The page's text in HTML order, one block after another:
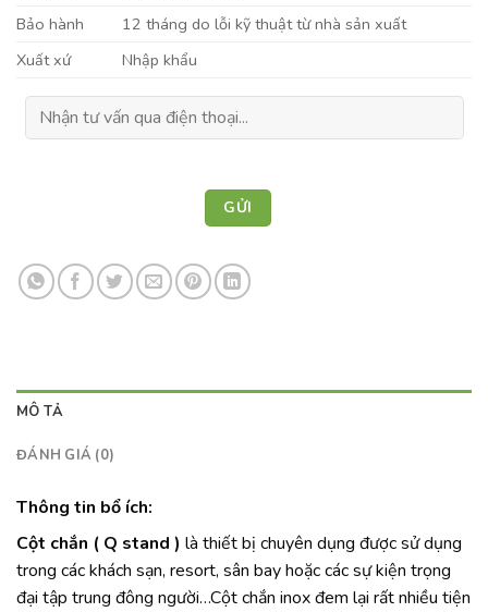
Bảo hành
12 tháng do lỗi kỹ thuật từ nhà sản xuất
Xuất xứ
Nhập khẩu
MÔ TẢ
ĐÁNH GIÁ (0)
Thông tin bổ ích:
Cột chắn ( Q stand ) là thiết bị chuyên dụng được sử dụng
trong các khách sạn, resort, sân bay hoặc các sự kiện trọng
đại tập trung đông người…Cột chắn inox đem lại rất nhiều tiện